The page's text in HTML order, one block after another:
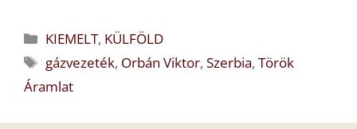
Kategória
KIEMELT, KÜLFÖLD
Címkék
gázvezeték, Orbán Viktor,Szerbia,Török
Áramlat